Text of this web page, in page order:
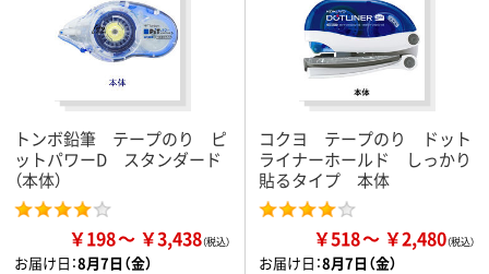
トンボ鉛筆 テープのり ピ
ットパワーD スタンダード
（本体）
￥198 ￥3,438
お届け日：8月7日（金）
コクヨ テープのり ドット
ライナーホールド しっかり
貼るタイプ 本体
￥518 ￥2,480
お届け日：8月7日（金）